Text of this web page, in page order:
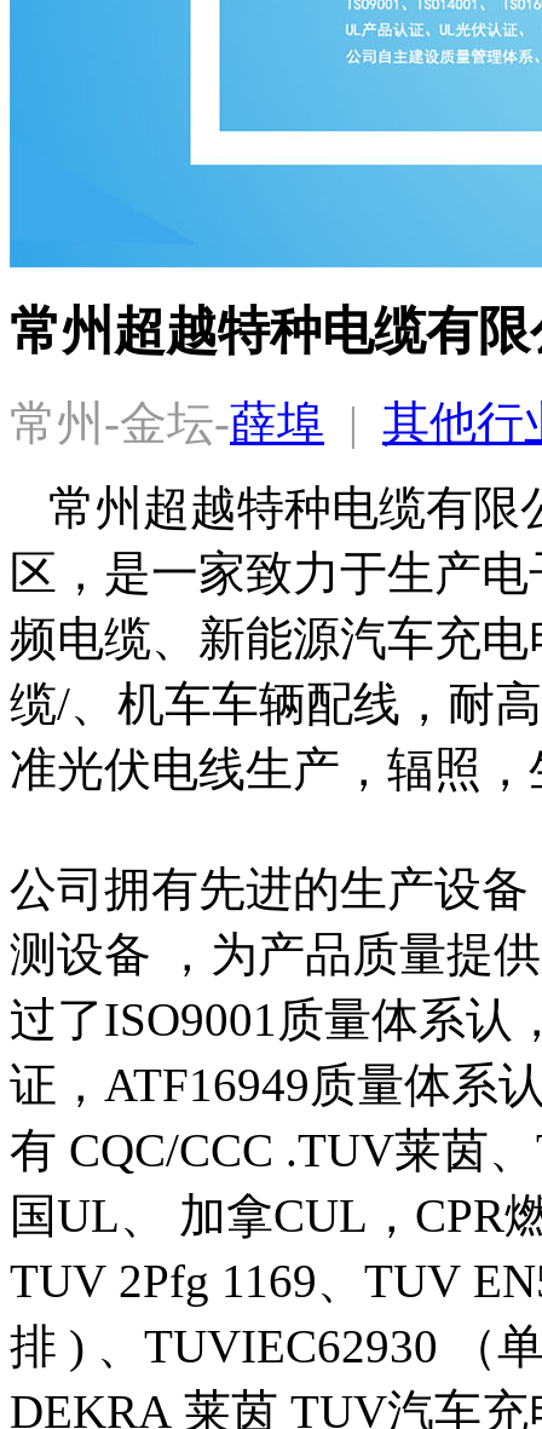
常州超越特种电缆有
常州-金坛-薛埠 | 其他行
常州超越特种电缆有限
区，是一家致力于生产
频电缆、新能源汽车充
缆/、机车车辆配线，耐
准光伏电线生产，辐照
公司拥有先进的生产设
测设备 ，为产品质量提
过了ISO9001质量体系认
证，ATF16949质量体系
有 CQC/CCC .TUV莱茵
国UL、 加拿CUL，CPR
TUV 2Pfg 1169、TUV
排 ) 、TUVIEC62930 （
DEKRA 莱茵 TUV汽车